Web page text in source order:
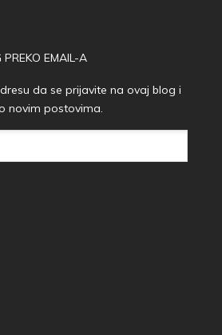
PREKO EMAIL-A
da se prijavite na ovaj blog i
novim postovima.